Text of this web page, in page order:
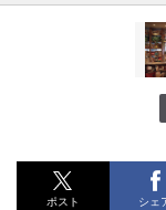
ポスト シェ